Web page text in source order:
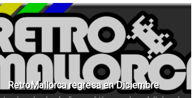
RetroMallorca regresa en Diciembre